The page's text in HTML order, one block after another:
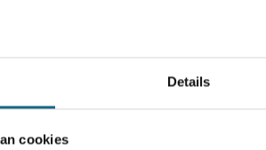
Details
cookies